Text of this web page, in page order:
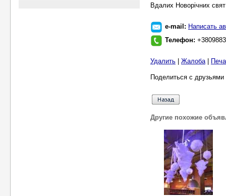
Вдалих Новорічних
e-mail: Написать
Телефон:
Удалить Жалоба|
Поделиться с
Другие похожие